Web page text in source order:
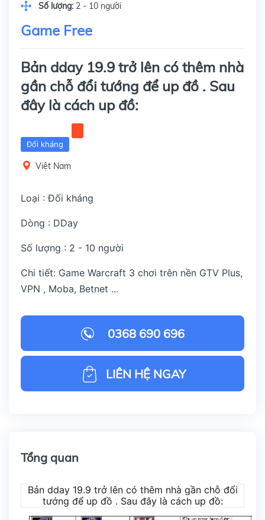
Số lượng: 2 - 10 người
Game Free
Bản dday 19.9 trở lên có thêm nhà
gần chỗ đổi tướng để up đồ . Sau
đây là cách up đồ:
Đối kháng
Việt Nam
Loại : Đối kháng
Dòng : DDay
Số lượng : 2 - 10 người
Chi tiết: Game Warcraft 3 chơi trên nền GTV Plus,
VPN , Moba, Betnet ...
0368 690 696
LIÊN HỆ NGAY
Tổng quan
Bản dday 19.9 trở lên có thêm nhà gần chỗ đổi
tướng để up đồ . Sau đây là cách up đồ: